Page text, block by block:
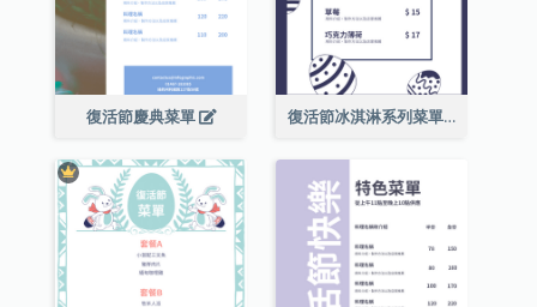
復活節慶典菜單 復活節冰淇淋系列菜單